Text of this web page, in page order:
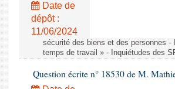
Date de
dépôt :
11/06/2024
sécurité des biens et des personnes -
temps de travail » - Inquiétudes des
Question écrite n° 18530 de M.